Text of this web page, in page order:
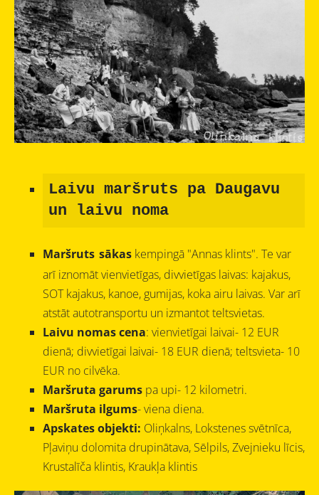
Laivu maršruts pa Daugavu
un laivu noma
Maršruts sākas kempingā "Annas klints". Te var
arī iznomāt vienvietīgas, divvietīgas laivas: kajakus,
SOT kajakus, kanoe, gumijas, koka airu laivas. Var arī
atstāt autotransportu un izmantot teltsvietas.
Laivu nomas cena: vienvietīgai laivai- 12 EUR
dienā; divvietīgai laivai- 18 EUR dienā; teltsvieta- 10
EUR no cilvēka.
Maršruta garums pa upi- 12 kilometri.
Maršruta ilgums- viena diena.
Apskates objekti: Oliņkalns, Lokstenes svētnīca,
Pļaviņu dolomita drupinātava, Sēlpils, Zvejnieku līcis,
Krustalīča klintis, Kraukļa klintis